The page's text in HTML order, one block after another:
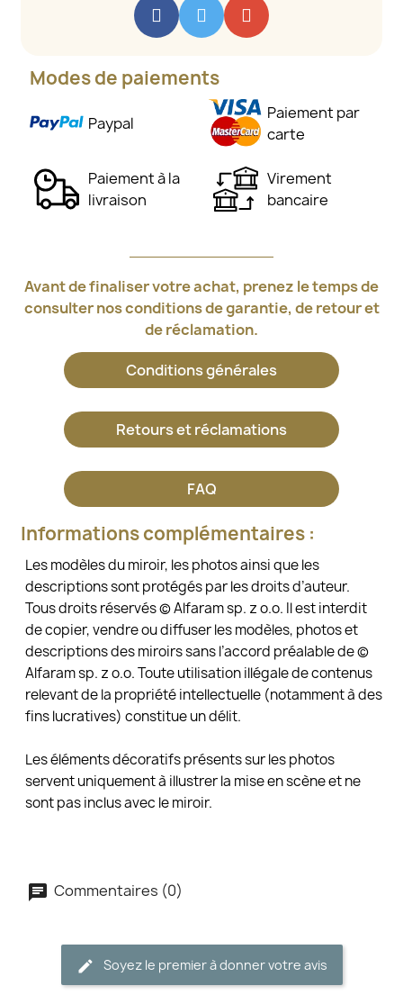
Modes de paiements
Paypal
Paiement par
carte
Paiement à la
livraison
Virement
bancaire
Avant de finaliser votre achat, prenez le temps de
consulter nos conditions de garantie, de retour et
de réclamation.
Conditions générales
Retours et réclamations
FAQ
Informations complémentaires :
Les modèles du miroir, les photos ainsi que les
descriptions sont protégés par les droits d’auteur.
Tous droits réservés © Alfaram sp. z o.o. Il est interdit
de copier, vendre ou diffuser les modèles, photos et
descriptions des miroirs sans l’accord préalable de ©
Alfaram sp. z o.o. Toute utilisation illégale de contenus
relevant de la propriété intellectuelle (notamment à des
fins lucratives) constitue un délit.
Les éléments décoratifs présents sur les photos
servent uniquement à illustrer la mise en scène et ne
sont pas inclus avec le miroir.
Commentaires (0)
Soyez le premier à donner votre avis